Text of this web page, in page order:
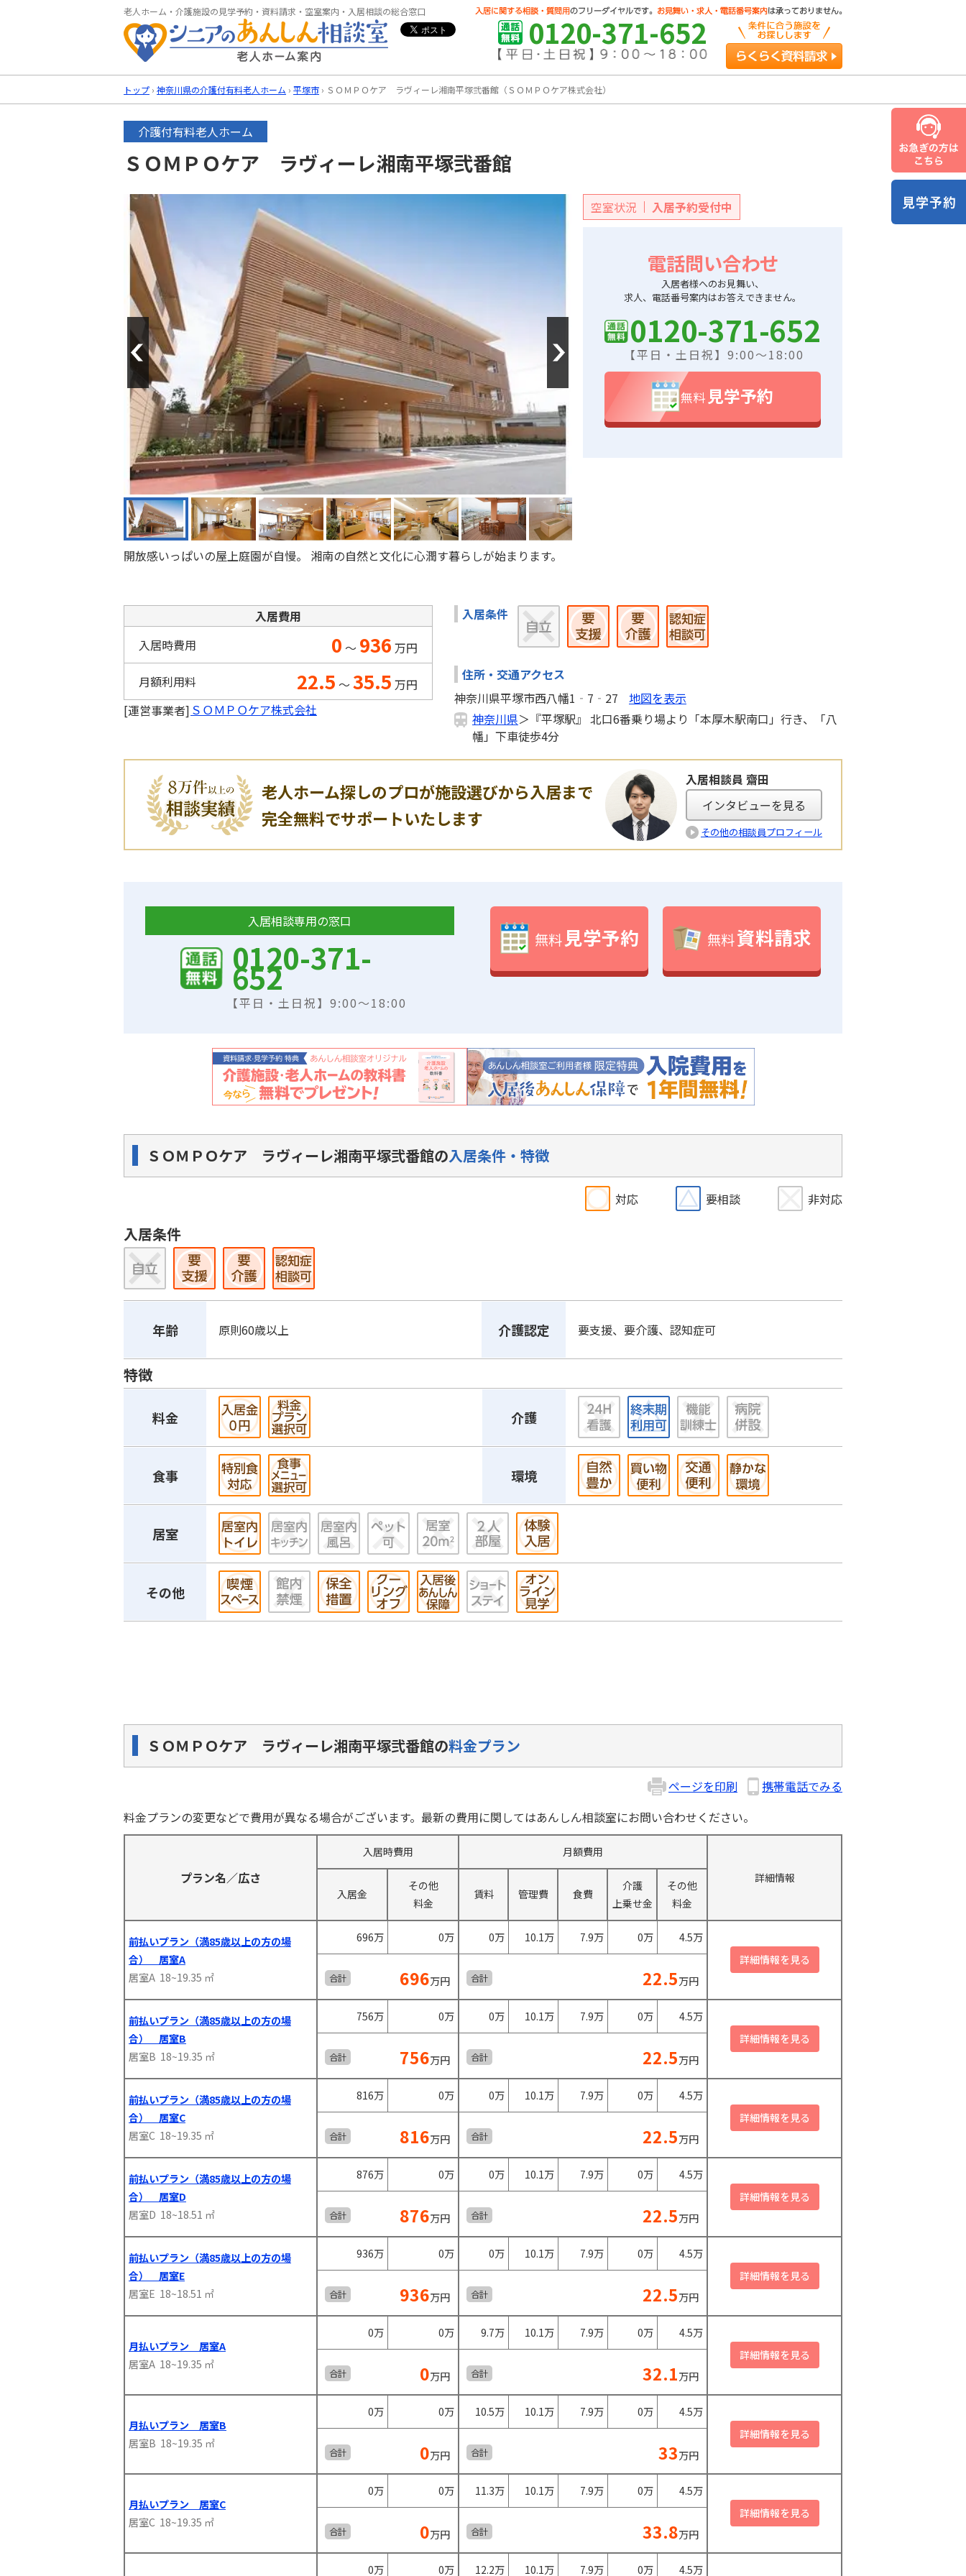
老人ホーム・介護施設の見学予約・資料請求・空室案内・入居相談の総合窓口
0120-371-652
トップ › 神奈川県の介護付有料老人ホーム › 平塚市 › ＳＯＭＰＯケア ラヴィーレ湘南平塚弐番館（ＳＯＭＰＯケア株式会社）
介護付有料老人ホーム
ＳＯＭＰＯケア ラヴィーレ湘南平塚弐番館
Previous
空室状況 入居予約受付中
電話問い合わせ
入居者様へのお見舞い、
求人、電話番号案内はお答えできません。
0120-371-652
【平日・土日祝】9:00～18:00
無料見学予約
開放感いっぱいの屋上庭園が自慢。 湘南の自然と文化に心潤す暮らしが始まります。
入居費用
入居時費用
0 ～ 936 万円
月額利用料
22.5 ～ 35.5 万円
[運営事業者] ＳＯＭＰＯケア株式会社
入居条件
住所・交通アクセス
神奈川県平塚市西八幡1‐7‐27
地図を表示
神奈川県＞『平塚駅』 北口6番乗り場より「本厚木駅南口」行き、「八
幡」下車徒歩4分
老人ホーム探しのプロが施設選びから入居まで
完全無料でサポートいたします
入居相談員 齋田
インタビューを見る
その他の相談員プロフィール
入居相談専用の窓口
0120-371-
652
【平日・土日祝】9:00～18:00
無料 見学予約 無料資料請求
ＳＯＭＰＯケア ラヴィーレ湘南平塚弐番館の入居条件・特徴
対応 要相談 非対応
入居条件
年齢 原則60歳以上 介護認定 要支援、要介護、認知症可
特徴
料金 介護
食事 環境
居室
その他
ＳＯＭＰＯケア ラヴィーレ湘南平塚弐番館の料金プラン
ページを印刷
携帯電話でみる
料金プランの変更などで費用が異なる場合がございます。最新の費用に関してはあんしん相談室にお問い合わせください。
プラン名／広さ
入居時費用
月額費用
詳細情報
入居金
その他
料金
賃料 管理費 食費
介護
上乗せ金
その他
料金
前払いプラン（満85歳以上の方の場
合） 居室A
居室A 18~19.35 ㎡
696万 0万 0万 10.1万 7.9万 0万 4.5万
合計 696万円 合計 22.5万円
前払いプラン（満85歳以上の方の場
合） 居室B
居室B 18~19.35 ㎡
756万 0万 0万 10.1万 7.9万 0万 4.5万
合計 756万円 合計 22.5万円
前払いプラン（満85歳以上の方の場
合） 居室C
居室C 18~19.35 ㎡
816万 0万 0万 10.1万 7.9万 0万 4.5万
合計 816万円 合計 22.5万円
前払いプラン（満85歳以上の方の場
合） 居室D
居室D 18~18.51 ㎡
876万 0万 0万 10.1万 7.9万 0万 4.5万
合計 876万円 合計 22.5万円
前払いプラン（満85歳以上の方の場
合） 居室E
居室E 18~18.51 ㎡
936万 0万 0万 10.1万 7.9万 0万 4.5万
合計 936万円 合計 22.5万円
月払いプラン 居室A
居室A 18~19.35 ㎡
0万 0万 9.7万 10.1万 7.9万 0万 4.5万
合計 0万円 合計 32.1万円
月払いプラン 居室B
居室B 18~19.35 ㎡
0万 0万 10.5万 10.1万 7.9万 0万 4.5万
合計 0万円 合計 33万円
月払いプラン 居室C
居室C 18~19.35 ㎡
0万 0万 11.3万 10.1万 7.9万 0万 4.5万
合計 0万円 合計 33.8万円
0万 0万 12.2万 10.1万 7.9万 0万 4.5万